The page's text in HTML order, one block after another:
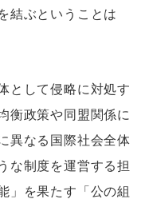
結ぶということは
として侵略に対処す
衡政策や同盟関係に
異なる国際社会全体
な制度を運営する担
」を果たす「公の組